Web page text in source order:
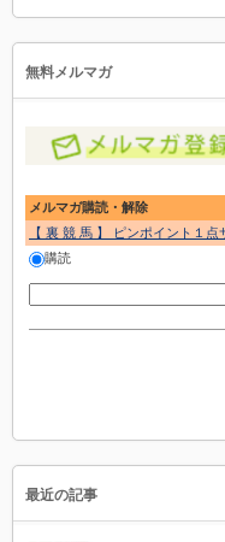
無料メルマガ
メルマガ購読・解除
【 裏 競 馬 】 ピンポイント１点
購読
最近の記事